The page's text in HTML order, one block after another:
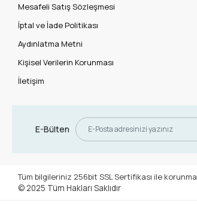
Mesafeli Satış Sözleşmesi
İptal ve İade Politikası
Aydınlatma Metni
Kişisel Verilerin Korunması
İletişim
E-Bülten
Tüm bilgileriniz 256bit SSL Sertifikası ile
© 2025 Tüm Hakları Saklıdır